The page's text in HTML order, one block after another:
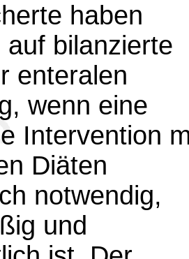
haben
bilanzierte
enteralen
wenn eine
Intervention
Diäten
notwendig,
und